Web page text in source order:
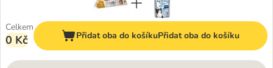
Celkem
0 Kč Přidat oba do košíkuPřidat oba do košíku